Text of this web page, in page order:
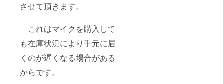
させて頂きます。
これはマイクを購入して
も在庫状況により手元に届
くのが遅くなる場合がある
からです。